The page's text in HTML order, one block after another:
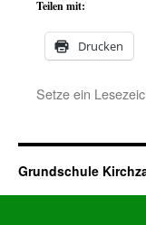
Teilen mit:
Drucken
Setze ein
Grundschule